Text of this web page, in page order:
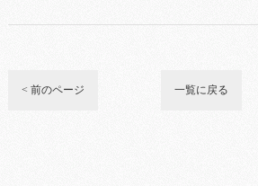
< 前のページ 一覧に戻る